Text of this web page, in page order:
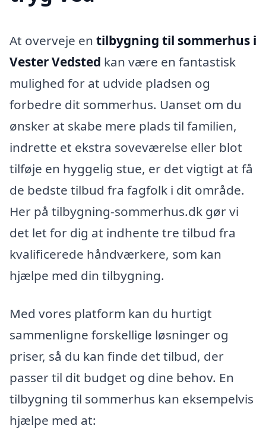
At overveje en tilbygning til sommerhus i
Vester Vedsted kan være en fantastisk
mulighed for at udvide pladsen og
forbedre dit sommerhus. Uanset om du
ønsker at skabe mere plads til familien,
indrette et ekstra soveværelse eller blot
tilføje en hyggelig stue, er det vigtigt at få
de bedste tilbud fra fagfolk i dit område.
Her på tilbygning-sommerhus.dk gør vi
det let for dig at indhente tre tilbud fra
kvalificerede håndværkere, som kan
hjælpe med din tilbygning.
Med vores platform kan du hurtigt
sammenligne forskellige løsninger og
priser, så du kan finde det tilbud, der
passer til dit budget og dine behov. En
tilbygning til sommerhus kan eksempelvis
hjælpe med at: